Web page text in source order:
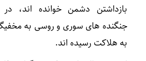
بازداشتن دشمن خوانده اند،
جنگنده های سوری و روسی به
به هلاکت رسیده اند.